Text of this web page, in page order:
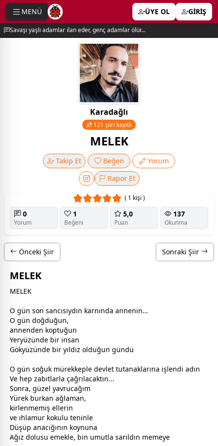
MENÜ ÜYE OL GİRİŞ
Savaşı yaşlı adamlar ilan eder, genç adamlar ölür...
Karadağlı
121 şiiri kayıtlı
MELEK
Takip Et Beğen
Yorum
Rapor Et
( 1 kişi )
0
Yorum
1
Beğeni
5,0
Puan
137
Okunma
Önceki Şiir Sonraki Şiir
MELEK
MELEK
O gün son sancısıydın karnında annenin…
O gün doğduğun,
annenden koptuğun
Yeryüzünde bir insan
Gökyüzünde bir yıldız olduğun gündü
O gün soğuk mürekkeple devlet tutanaklarına işlendi adın
Ve hep zabıtlarla çağrılacaktın...
Sonra, güzel yavrucağım
Yürek burkan ağlaman,
kirlenmemiş ellerin
ve ıhlamur kokulu teninle
Düşüp anacığının koynuna
Ağız dolusu emekle, bin umutla sarıldın memeye
menu